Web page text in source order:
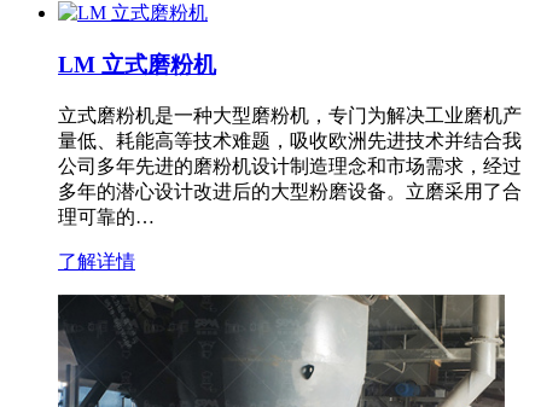
LM 立式磨粉机
立式磨粉机是一种大型磨粉机，专门为解决工业磨机产
量低、耗能高等技术难题，吸收欧洲先进技术并结合我
公司多年先进的磨粉机设计制造理念和市场需求，经过
多年的潜心设计改进后的大型粉磨设备。立磨采用了合
理可靠的…
了解详情